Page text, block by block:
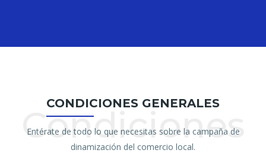
CONDICIONES GENERALES
Condiciones
Entérate de todo lo que necesitas sobre la campaña de
dinamización del comercio local.